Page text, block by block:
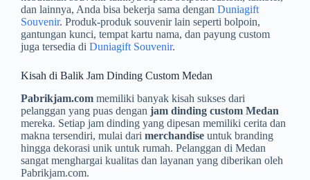
dan lainnya, Anda bisa bekerja sama dengan Duniagift
Souvenir. Produk-produk souvenir lain seperti bolpoin,
gantungan kunci, tempat kartu nama, dan payung custom
juga tersedia di Duniagift Souvenir.
Kisah di Balik Jam Dinding Custom Medan
Pabrikjam.com memiliki banyak kisah sukses dari
pelanggan yang puas dengan jam dinding custom Medan
mereka. Setiap jam dinding yang dipesan memiliki cerita dan
makna tersendiri, mulai dari merchandise untuk branding
hingga dekorasi unik untuk rumah. Pelanggan di Medan
sangat menghargai kualitas dan layanan yang diberikan oleh
Pabrikjam.com.